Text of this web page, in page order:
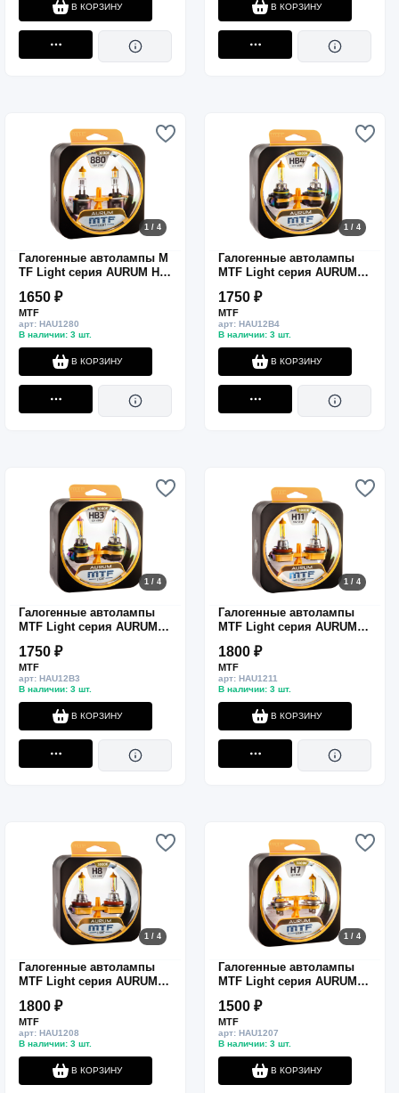
В КОРЗИНУ В КОРЗИНУ
1 / 4
Галогенные автолампы M
TF Light серия AURUM Н27
1650 ₽
MTF
арт: HAU1280
В наличии: 3 шт.
В КОРЗИНУ
1 / 4
Галогенные автолампы
MTF Light серия AURUM
1750 ₽
MTF
арт: HAU12B4
В наличии: 3 шт.
В КОРЗИНУ
1 / 4
Галогенные автолампы
MTF Light серия AURUM
1750 ₽
MTF
арт: HAU12B3
В наличии: 3 шт.
В КОРЗИНУ
1 / 4
Галогенные автолампы
MTF Light серия AURUM
1800 ₽
MTF
арт: HAU1211
В наличии: 3 шт.
В КОРЗИНУ
1 / 4
Галогенные автолампы
MTF Light серия AURUM
1800 ₽
MTF
арт: HAU1208
В наличии: 3 шт.
В КОРЗИНУ
1 / 4
Галогенные автолампы
MTF Light серия AURUM
1500 ₽
MTF
арт: HAU1207
В наличии: 3 шт.
В КОРЗИНУ